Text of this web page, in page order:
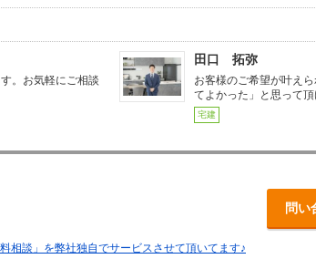
。お気軽にご相談
田口 拓弥
お客様のご希望が叶え
てよかった」と思って
宅建
問い
相談」を弊社独自でサービスさせて頂いてます♪